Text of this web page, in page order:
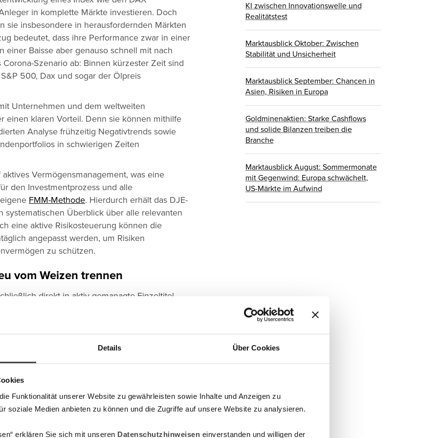
Details Über Cookies
Funktionalität unserer Website zu gewährleisten sowie Inhalte und Anzeigen zu
soziale Medien anbieten zu können und die Zugriffe auf unsere Website zu analysieren.
erklären Sie sich mit unseren Datenschutzhinweisen einverstanden und willigen der
in komplette Märkte investieren. Doch
sie insbesondere in herausfordernden Märkten
bedeutet, dass ihre Performance zwar in einer
einer Baisse aber genauso schnell mit nach
Szenario ab: Binnen kürzester Zeit sind
500, Dax und sogar der Ölpreis
Unternehmen und dem weltweiten
einen klaren Vorteil. Denn sie können mithilfe
Analyse frühzeitig Negativtrends sowie
in schwierigen Zeiten
Vermögensmanagement, was eine
den Investmentprozess und alle
FMM-Methode. Hierdurch erhält das DJE-
systematischen Überblick über alle relevanten
eine aktive Risikosteuerung können die
angepasst werden, um Risiken
zu schützen.
vom Weizen trennen
direkt in aktiv gemanagte Einzeltitel
Unternehmen aus unterschiedlichen
über eine diversifizierte Allokation zu
Beispiel eine starke Marktposition, eine
sogar in Bruchstücken möglich. Das bedeutet,
Anteile einer Aktie oder Anleihe im Depot
KI zwischen Innovationswelle und
Realitätstest
Marktausblick Oktober: Zwischen
Stabilität und Unsicherheit
Marktausblick September: Chancen in
Asien, Risiken in Europa
Goldminenaktien: Starke Cashflows
und solide Bilanzen treiben die
Branche
Marktausblick August: Sommermonate
mit Gegenwind: Europa schwächelt,
US-Märkte im Aufwind